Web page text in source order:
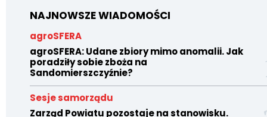
NAJNOWSZE WIADOMOŚCI
agroSFERA
agroSFERA: Udane zbiory mimo anomalii. Jak
poradziły sobie zboża na
Sandomierszczyźnie?
Sesje samorządu
Zarząd Powiatu pozostaje na stanowisku.